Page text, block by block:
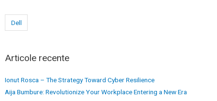
Dell
Articole recente
Ionut Rosca – The Strategy Toward Cyber Resilience
Aija Bumbure: Revolutionize Your Workplace Entering a New Era